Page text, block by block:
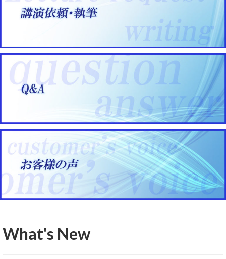
What's New